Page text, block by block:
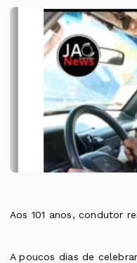
Aos 101 anos, condutor
A poucos dias de